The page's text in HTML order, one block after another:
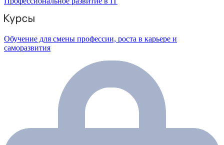
Обучение для смены профессии, роста в карьере и
саморазвития